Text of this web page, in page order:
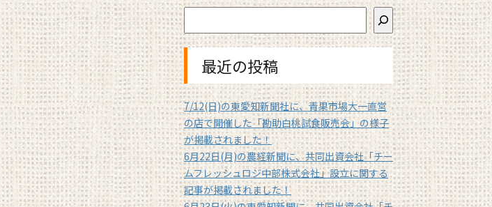
最近の投稿
7/12(日)の東愛知新聞社に、青果市場大一直営
の店で開催した「勘助白桃試食販売会」の様子
が掲載されました！
6月22日(月)の農経新聞に、共同出資会社「チー
ムフレッシュロジ中部株式会社」設立に関する
記事が掲載されました！